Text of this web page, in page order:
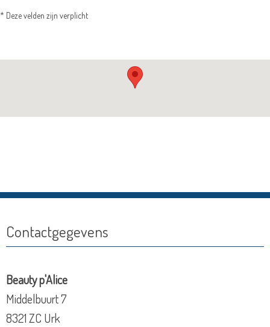
* Deze velden zijn verplicht
Contactgegevens
Beauty p'Alice
Middelbuurt 7
8321 ZC Urk